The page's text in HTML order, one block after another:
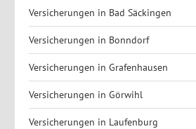
Versicherungen in Bad Säckingen
Versicherungen in Bonndorf
Versicherungen in Grafenhausen
Versicherungen in Görwihl
Versicherungen in Laufenburg